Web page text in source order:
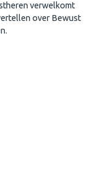
verwelkomt
over Bewust